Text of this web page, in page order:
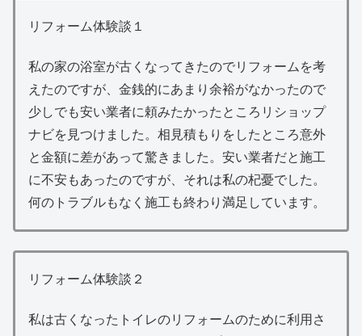
リフォーム体験談１
私の家の浴室が古くなってきたのでリフォームを考
えたのですが、金銭的にあまり余裕がなかったので
少しでも安い業者に頼みたかったところリショップ
ナビを見つけました。相見積もりをしたところ意外
と金額に差があって驚きました。安い業者だと施工
に不安もあったのですが、それは私の杞憂でした。
何のトラブルもなく施工も終わり満足しています。
リフォーム体験談２
私は古くなったトイレのリフォームのために利用さ